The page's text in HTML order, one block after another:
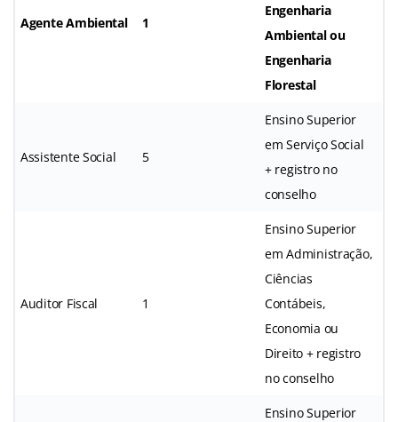
Agente Ambiental 1
Engenharia
Ambiental ou
Engenharia
Florestal
Assistente Social 5
Ensino Superior
em Serviço Social
+ registro no
conselho
Auditor Fiscal 1
Ensino Superior
em Administração,
Ciências
Contábeis,
Economia ou
Direito + registro
no conselho
Ensino Superior